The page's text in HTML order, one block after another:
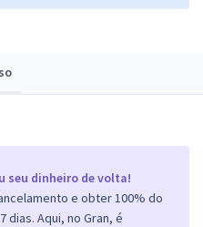
seu dinheiro de volta!
e obter 100% do
dias. Aqui, no Gran, é